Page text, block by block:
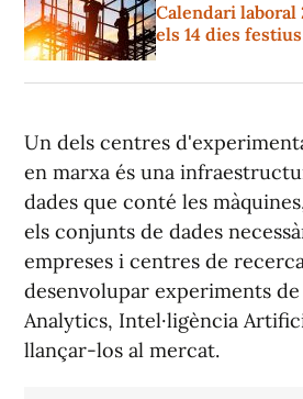
Calendari laboral
els 14 dies
Un dels centres
en marxa és una
dades que conté les
els conjunts de dades
empreses i centres de
desenvolupar experiments de
Analytics, Intel·ligència
llançar-los al mercat.